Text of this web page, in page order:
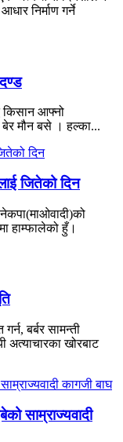
निर्माण गर्ने
किसान आफ्नो
मौन बसे । हल्का...
जितेको दिन
हाम्फालेको हुँ।
बर्बर सामन्ती
अत्याचारका खोरबाट
साम्राज्यवादी